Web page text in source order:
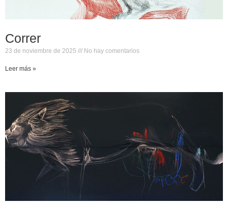
Correr
23 de noviembre de 2025 No hay comentarios
Leer más »